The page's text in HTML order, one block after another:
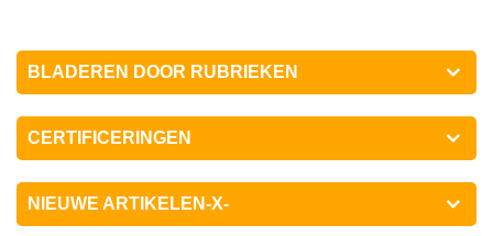
BLADEREN DOOR RUBRIEKEN
CERTIFICERINGEN
NIEUWE ARTIKELEN-X-